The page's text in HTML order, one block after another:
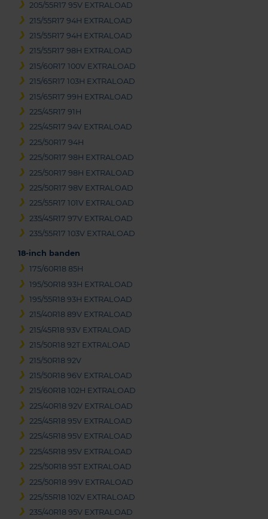
205/55R17 95V EXTRALOAD
215/55R17 94H EXTRALOAD
215/55R17 94H EXTRALOAD
215/55R17 98H EXTRALOAD
215/60R17 100V EXTRALOAD
215/65R17 103H EXTRALOAD
215/65R17 99H EXTRALOAD
225/45R17 91H
225/45R17 94V EXTRALOAD
225/50R17 94H
225/50R17 98H EXTRALOAD
225/50R17 98H EXTRALOAD
225/50R17 98V EXTRALOAD
225/55R17 101V EXTRALOAD
235/45R17 97V EXTRALOAD
235/55R17 103V EXTRALOAD
18-inch banden
175/60R18 85H
195/50R18 93H EXTRALOAD
195/55R18 93H EXTRALOAD
215/40R18 89V EXTRALOAD
215/45R18 93V EXTRALOAD
215/50R18 92T EXTRALOAD
215/50R18 92V
215/50R18 96V EXTRALOAD
215/60R18 102H EXTRALOAD
225/40R18 92V EXTRALOAD
225/45R18 95V EXTRALOAD
225/45R18 95V EXTRALOAD
225/45R18 95V EXTRALOAD
225/50R18 95T EXTRALOAD
225/50R18 99V EXTRALOAD
225/55R18 102V EXTRALOAD
235/40R18 95V EXTRALOAD